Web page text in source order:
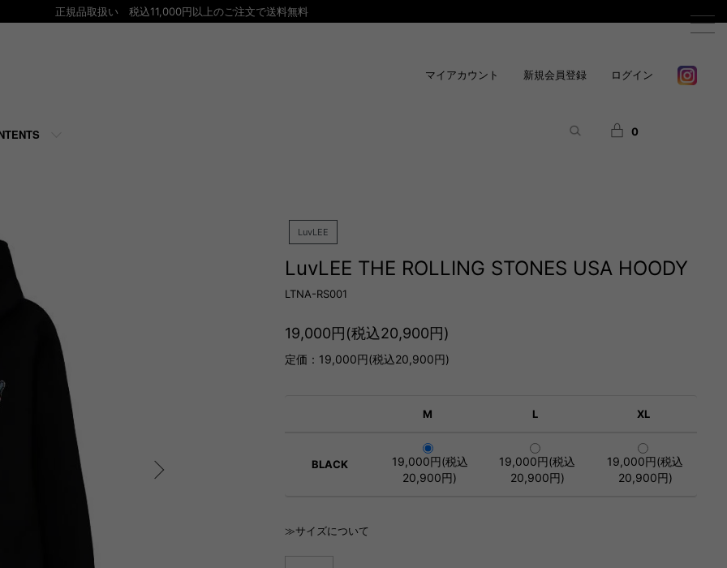
正規品取扱い 税込11,000円以上のご注文で送料無料
0
マイアカウント 新規会員登録 ログイン
LuvLEE
LuvLEE THE ROLLING STONES USA HOODY
LTNA-RS001
19,000円(税込20,900円)
定価：19,000円(税込20,900円)
M L XL
BLACK
19,000円(税込
20,900円)
19,000円(税込
20,900円)
19,000円(税込
20,900円)
≫サイズについて